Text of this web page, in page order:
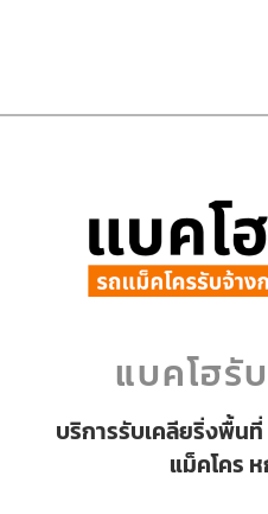
แบคโฮรั
บริการรับเคลียริ่งพื้น
แม็คโคร ห